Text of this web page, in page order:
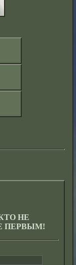
НЕ
ПЕРВЫМ!